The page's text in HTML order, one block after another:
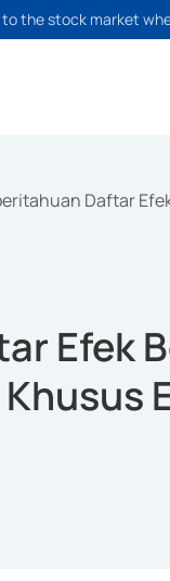
the stock market
Daftar
Efek